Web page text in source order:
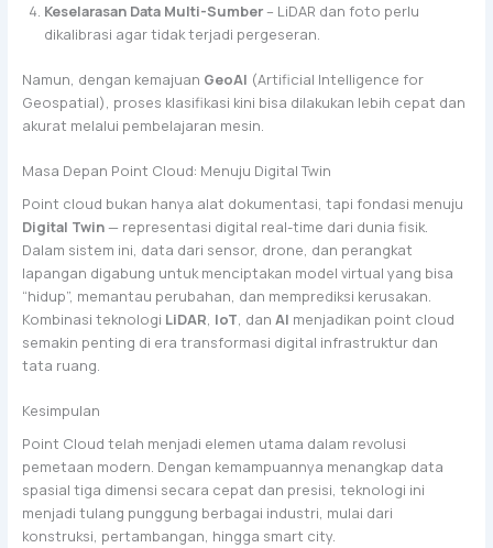
Keselarasan Data Multi-Sumber– LiDAR dan foto perlu
dikalibrasi agar tidak terjadi pergeseran.
Namun, dengan kemajuan GeoAI (Artificial Intelligence for
Geospatial), proses klasifikasi kini bisa dilakukan lebih cepat dan
akurat melalui pembelajaran mesin.
Masa Depan Point Cloud: Menuju Digital Twin
Point cloud bukan hanya alat dokumentasi, tapi fondasi menuju
Digital Twin— representasi digital real-time dari dunia fisik.
Dalam sistem ini, data dari sensor, drone, dan perangkat
lapangan digabung untuk menciptakan model virtual yang bisa
“hidup”, memantau perubahan, dan memprediksi kerusakan.
Kombinasi teknologi LiDAR, IoT, dan AI menjadikan point cloud
semakin penting di era transformasi digital infrastruktur dan
tata ruang.
Kesimpulan
Point Cloud telah menjadi elemen utama dalam revolusi
pemetaan modern. Dengan kemampuannya menangkap data
spasial tiga dimensi secara cepat dan presisi, teknologi ini
menjadi tulang punggung berbagai industri, mulai dari
konstruksi, pertambangan, hingga smart city.